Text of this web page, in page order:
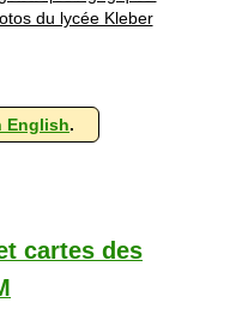
du lycée Kleber
English.
cartes des